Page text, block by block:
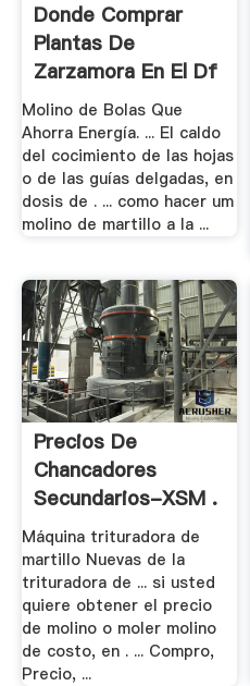
Donde Comprar
Plantas De
Zarzamora En El Df
Molino de Bolas Que
Ahorra Energía. ... El caldo
del cocimiento de las hojas
o de las guías delgadas, en
dosis de . ... como hacer um
molino de martillo a la ...
Precios De
Chancadores
Secundarios-XSM .
Máquina trituradora de
martillo Nuevas de la
trituradora de ... si usted
quiere obtener el precio
de molino o moler molino
de costo, en . ... Compro,
Precio, ...